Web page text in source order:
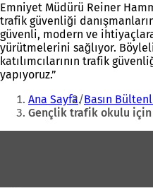
Emniyet Müdürü Reiner
trafik güvenliği
güvenli, modern ve
yürütmelerini sağlıyor.
katılımcılarının trafik
yapıyoruz.”
Buradasınız:
Ana Sayfa Basın
Gençlik trafik okulu için